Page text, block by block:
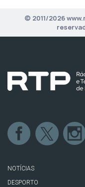
© 2011/2026
NOTÍCIAS
DESPORTO